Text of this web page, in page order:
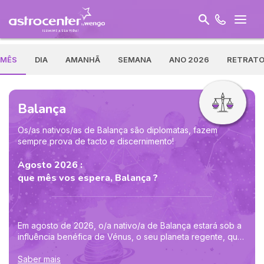
MÊS DIA AMANHÃ SEMANA ANO 2026 RETRATO
Balança
Os/as nativos/as de Balança são diplomatas, fazem
sempre prova de tacto e discernimento!
Agosto 2026 :
que mês vos espera, Balança ?
Em agosto de 2026, o/a nativo/a de Balança estará sob a
influência benéfica de Vénus, o seu planeta regente, que
entra no seu signo a 6 de agosto. Isto coloca em
destaque a harmonia e a diplomacia nas suas relações. O
Saber mais